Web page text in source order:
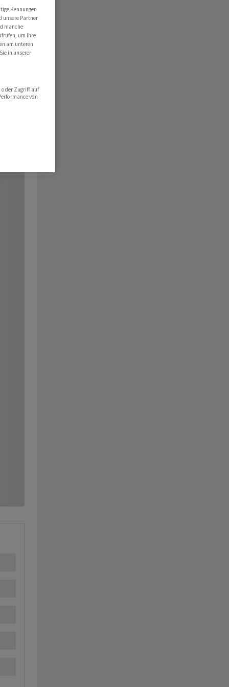
Kennungen
unsere Partner
manche
um Ihre
am unteren
in unserer
oder Zugriff auf
von